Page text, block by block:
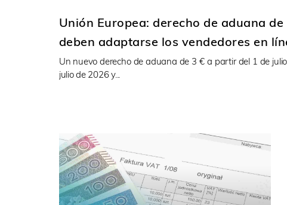
Unión Europea: derecho de aduana de
deben adaptarse los vendedores en
Un nuevo derecho de aduana de 3 € a partir del 1 de
julio de 2026 y...